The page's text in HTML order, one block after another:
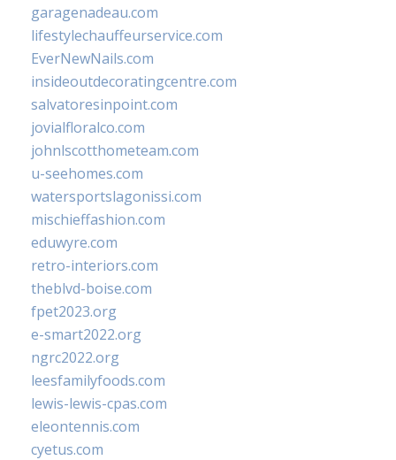
garagenadeau.com
lifestylechauffeurservice.com
EverNewNails.com
insideoutdecoratingcentre.com
salvatoresinpoint.com
jovialfloralco.com
johnlscotthometeam.com
u-seehomes.com
watersportslagonissi.com
mischieffashion.com
eduwyre.com
retro-interiors.com
theblvd-boise.com
fpet2023.org
e-smart2022.org
ngrc2022.org
leesfamilyfoods.com
lewis-lewis-cpas.com
eleontennis.com
cyetus.com